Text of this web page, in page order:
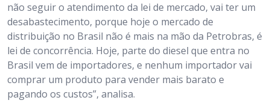
não seguir o atendimento da lei de mercado, vai ter um
desabastecimento, porque hoje o mercado de
distribuição no Brasil não é mais na mão da Petrobras, é
lei de concorrência. Hoje, parte do diesel que entra no
Brasil vem de importadores, e nenhum importador vai
comprar um produto para vender mais barato e
pagando os custos”, analisa.